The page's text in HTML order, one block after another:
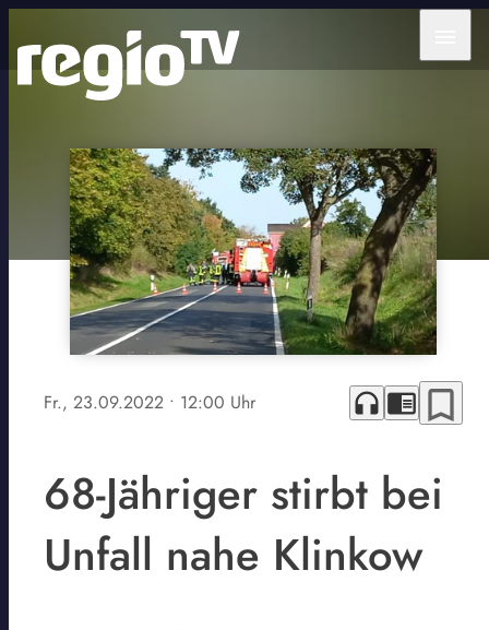
Fr., 23.09.2022 • 12:00 Uhr headphones chrome_reader_mode bookmark_border
68-Jähriger stirbt bei
Unfall nahe Klinkow